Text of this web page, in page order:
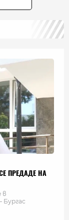
ПРЕДАДЕ НА
в
Бургас